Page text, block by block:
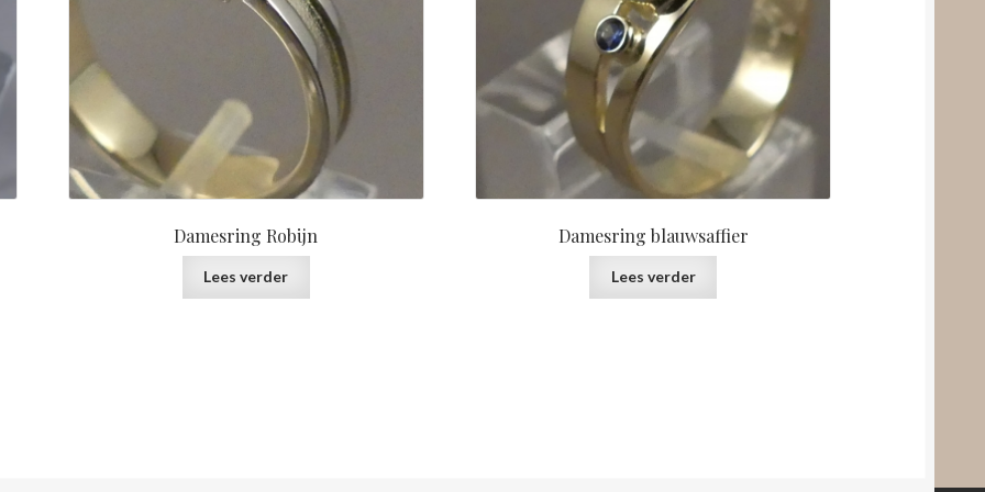
Damesring Robijn
Lees verder
Damesring blauwsaffier
Lees verder